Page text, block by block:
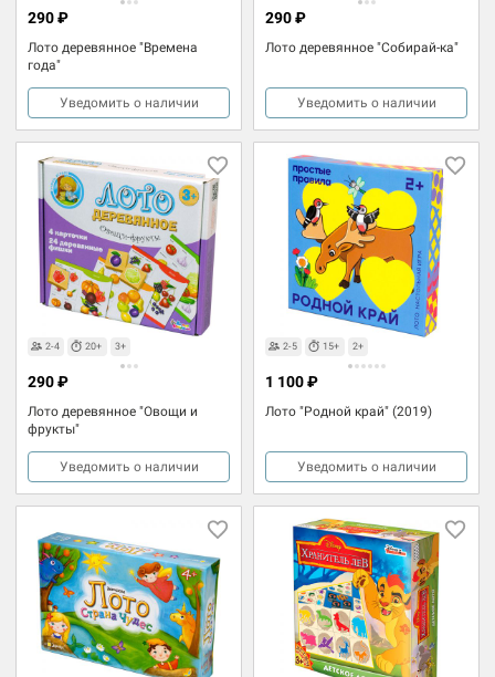
Лото деревянное "Времена
года"
290 ₽
Уведомить о наличии
Лото деревянное "Собирай-ка"
290 ₽
Уведомить о наличии
2-4 20+ 3+
Лото деревянное "Овощи и
фрукты"
290 ₽
Уведомить о наличии
2-5 15+ 2+
Лото "Родной край" (2019)
1 100 ₽
Уведомить о наличии